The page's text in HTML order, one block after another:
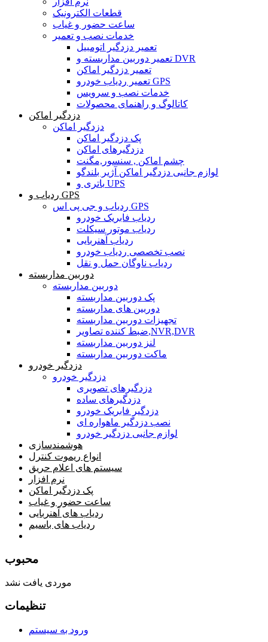
قطعات الکترونیک
ساعت حضور و غیاب
خدمات نصب و تعمیر
تعمیر دزدگیر اتومبیل
تعمیر دوربین مداربسته و DVR
تعمیر دزدگیر اماکن
تعمیر ردیاب خودرو GPS
خدمات نصب و سرویس
کاتالوگ و راهنمای محصولات
دزدگیر اماکن
دزدگیر اماکن
پک دزدگیر اماکن
دزدگیرهای اماکن
چشم اماکن , سنسور,مگنت
لوازم جانبی دزدگیر اماکن آژیر بلندگو
باتری و UPS
ردیاب و GPS
ردیاب و جی پی اس GPS
ردیاب فابریک خودرو
ردیاب موتور سیکلت
ردیاب آهنربایی
نصب تخصصی ردیاب خودرو
ردیاب ناوگان حمل و نقل
دوربین مداربسته
دوربین مداربسته
پک دوربین مداربسته
دوربین های مداربسته
تجهیزات دوربین مداربسته
ضبط کننده تصاویر,NVR,DVR
لنز دوربین مداربسته
ماکت دوربین مداربسته
دزدگیر خودرو
دزدگیر خودرو
دزدگیرهای تصویری
دزدگیرهای ساده
دزدگیر فابریک خودرو
نصب دزدگیر ماهواره ای
لوازم جانبی دزدگیر خودرو
هوشمندسازی
انواع ریموت کنترل
سیستم های اعلام حریق
نرم افزار
پک دزدگیر اماکن
ساعت حضور و غیاب
ردیاب های آهنربایی
ردیاب های باسیم
محبوب
موردی یافت نشد
تنظیمات
ورود به سیستم